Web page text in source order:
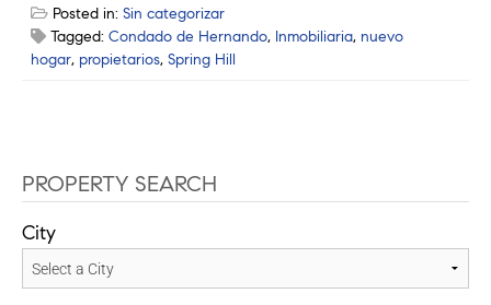
Posted in: Sin categorizar
Tagged: Condado de Hernando, Inmobiliaria, nuevo
hogar, propietarios, Spring Hill
PROPERTY SEARCH
City